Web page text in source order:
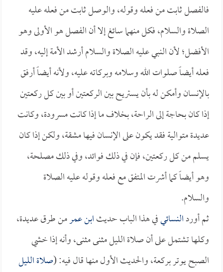
فالفصل ثابت من فعله وقوله، والوصل ثابت من فعله عليه
الصلاة والسلام، فكل منهما سائغ إلا أن الفصل هو الأولى وهو
الأفضل؛ لأن النبي عليه الصلاة والسلام أرشد الأمة إليه، وقد
فعله أيضاً صلوات الله وسلامه وبركاته عليه، ولأنه أيضاً أرفق
بالإنسان وأمكن له بأن يستريح بين الركعتين أو بين كل ركعتين
إذا كان بحاجة إلى الراحة، بخلاف ما إذا كانت مسرودة، وكانت
عديدة متوالية فقد يكون على الإنسان فيها مشقة، ولكن إذا كان
يسلم من كل ركعتين، فإن في ذلك فوائد، وفي ذلك مصلحة،
وهو أيضاً كما أشرت المتفق مع فعله وقوله عليه الصلاة
والسلام.
ثم أوردالنسائيفي هذا الباب حديثابن عمرمن طرق عديدة،
وكلها تشتمل على أن صلاة الليل مثنى مثنى، وأنه إذا خشي
الصبح يوتر بركعة، والحديث الأول منها قال فيه: (صلاة الليل